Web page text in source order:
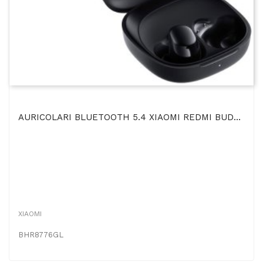
AURICOLARI BLUETOOTH 5.4 XIAOMI REDMI BUDS 6 PLAY ULTRALEGGERI, 5 MODALITA' EQ E RIDUZIONE RUMORE...
XIAOMI
BHR8776GL